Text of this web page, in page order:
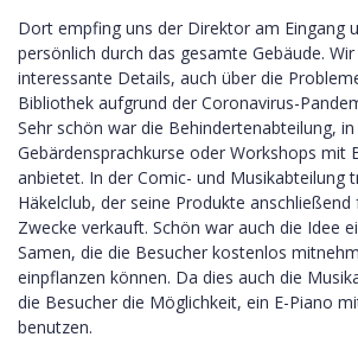
Dort empfing uns der Direktor am Eingang
persönlich durch das gesamte Gebäude.
interessante Details, auch über die
Bibliothek aufgrund der Coronavirus-
Sehr schön war die Behindertenabteilung,
Gebärdensprachkurse oder Workshops mit
anbietet. In der Comic- und Musikabteilung
Häkelclub, der seine Produkte
Zwecke verkauft. Schön war auch die Idee
Samen, die die Besucher kostenlos
einpflanzen können. Da dies auch die
die Besucher die Möglichkeit, ein E-Piano
benutzen.